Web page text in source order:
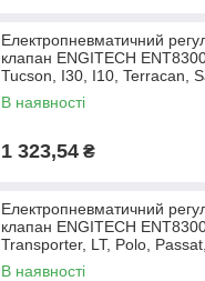
Електропневматичний
клапан ENGITECH
Tucson, I30, I10, Terracan,
H100, Elantra;
В наявності
1 323,54 ₴
Електропневматичний
клапан ENGITECH
Transporter, LT, Polo,
Golf, Caddy;
В наявності